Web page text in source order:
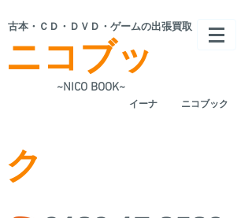
~NICO BOOK~
ニコブッ
ク
​古本・ＣＤ・ＤＶＤ・ゲームの出張買取
​イーナ ニコブック